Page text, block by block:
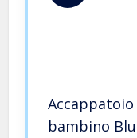
bambino